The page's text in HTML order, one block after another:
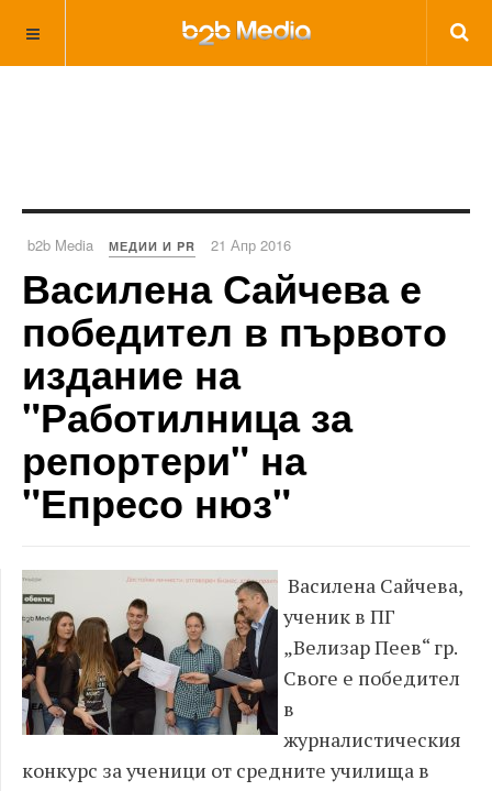
b2b Media МЕДИИ И PR 21 Апр 2016
Василена Сайчева е
победител в първото
издание на
"Работилница за
репортери" на
"Епресо нюз"
Василена Сайчева,
ученик в ПГ
„Велизар Пеев“ гр.
Своге е победител
в
журналистическия
конкурс за ученици от средните училища в